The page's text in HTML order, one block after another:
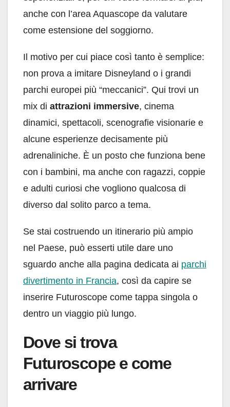
anche con l’area Aquascope da valutare
come estensione del soggiorno.
Il motivo per cui piace così tanto è semplice:
non prova a imitare Disneyland o i grandi
parchi europei più “meccanici”. Qui trovi un
mix di attrazioni immersive, cinema
dinamici, spettacoli, scenografie visionarie e
alcune esperienze decisamente più
adrenaliniche. È un posto che funziona bene
con i bambini, ma anche con ragazzi, coppie
e adulti curiosi che vogliono qualcosa di
diverso dal solito parco a tema.
Se stai costruendo un itinerario più ampio
nel Paese, può esserti utile dare uno
sguardo anche alla pagina dedicata ai parchi
divertimento in Francia, così da capire se
inserire Futuroscope come tappa singola o
dentro un viaggio più lungo.
Dove si trova
Futuroscope e come
arrivare